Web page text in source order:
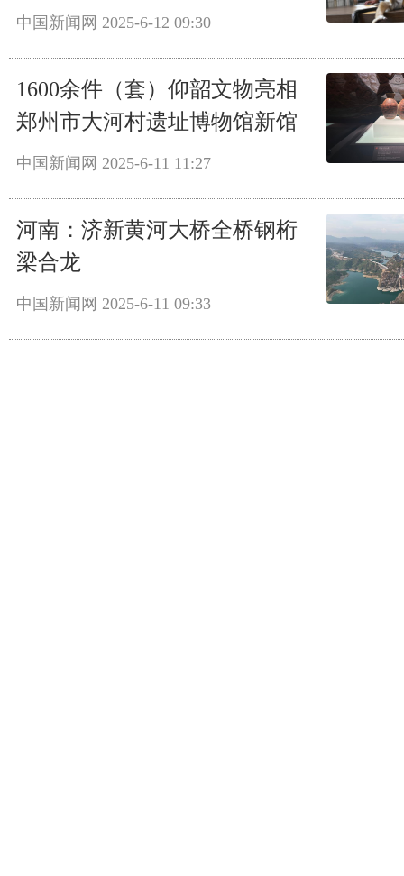
中国新闻网 2025-6-12 09:30
1600余件（套）仰韶文物亮相
郑州市大河村遗址博物馆新馆
中国新闻网 2025-6-11 11:27
河南：济新黄河大桥全桥钢桁
梁合龙
中国新闻网 2025-6-11 09:33